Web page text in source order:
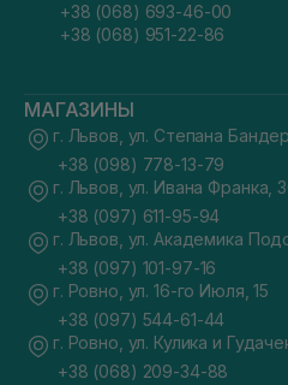
+38 (068) 693-46-00
+38 (068) 951-22-86
МАГАЗИНЫ
г. Львов, ул. Степана
+38 (098) 778-13-79
г. Львов, ул. Ивана Франка,
+38 (097) 611-95-94
г. Львов, ул. Академика
+38 (097) 101-97-16
г. Ровно, ул. 16-го Июля, 15
+38 (097) 544-61-44
г. Ровно, ул. Кулика и
+38 (068) 209-34-88